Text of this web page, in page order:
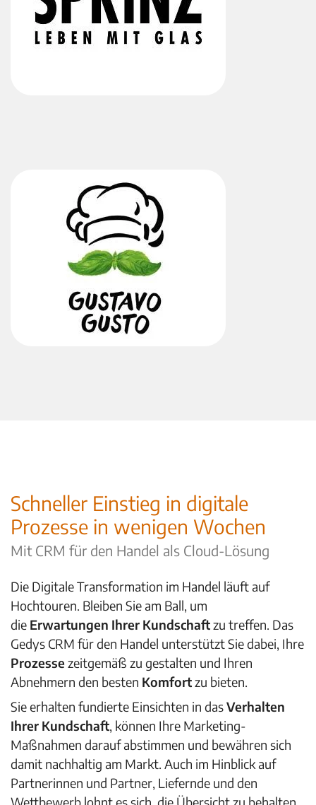
Schneller Einstieg in digitale
Prozesse in wenigen Wochen
Mit CRM für den Handel als Cloud-Lösung
Die Digitale Transformation im Handel läuft auf
Hochtouren. Bleiben Sie am Ball, um
die Erwartungen Ihrer Kundschaftzu treffen. Das
Gedys CRM für den Handel unterstützt Sie dabei, Ihre
Prozessezeitgemäß zu gestalten und Ihren
Abnehmern den besten Komfortzu bieten.
Sie erhalten fundierte Einsichten in dasVerhalten
Ihrer Kundschaft, können Ihre Marketing-
Maßnahmen darauf abstimmen und bewähren sich
damit nachhaltig am Markt. Auch im Hinblick auf
Partnerinnen und Partner, Liefernde und den